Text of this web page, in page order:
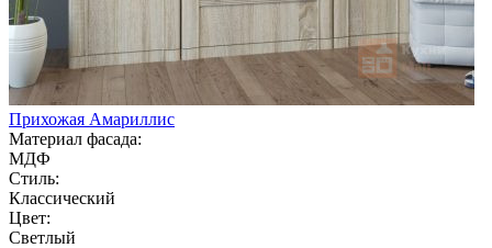
Прихожая Амариллис
Материал фасада:
МДФ
Стиль:
Классический
Цвет:
Светлый